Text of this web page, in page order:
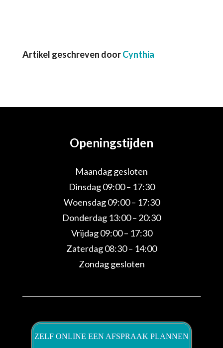
Artikel geschreven doorCynthia
Openingstijden
Maandag gesloten
Dinsdag 09:00 – 17:30
Woensdag 09:00 – 17:30
Donderdag 13:00 – 20:30
Vrijdag 09:00 – 17:30
Zaterdag 08:30 – 14:00
Zondag gesloten
ZELF ONLINE EEN AFSPRAAK PLANNEN